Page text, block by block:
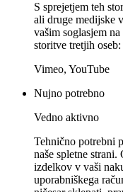
S sprejetjem teh
ali druge medijske
vašim soglasjem
storitve tretjih oseb:
Vimeo, YouTube
Nujno potrebno
Vedno aktivno
Tehnično potrebni
naše spletne
izdelkov v vaši
uporabniškega